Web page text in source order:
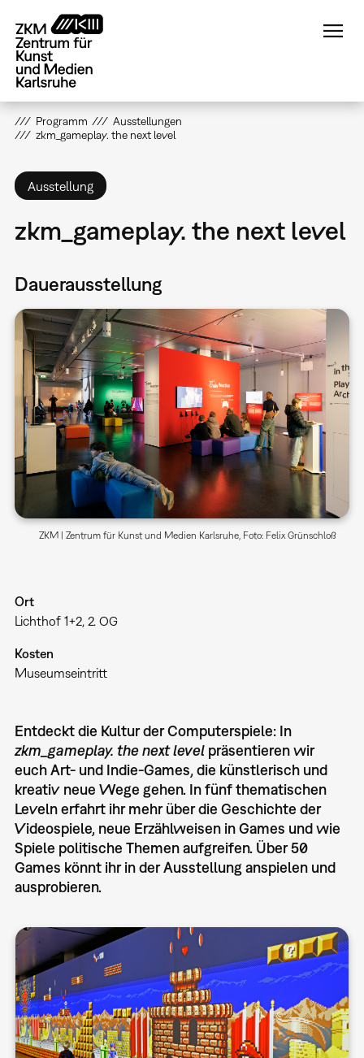
zum
Inhalt
Programm
Ausstellungen
zkm_gameplay. the next level
Ausstellung
zkm_gameplay. the next level
Dauerausstellung
ZKM | Zentrum für Kunst und Medien Karlsruhe, Foto: Felix Grünschloß
Ort
Lichthof 1+2, 2. OG
Kosten
Museumseintritt
Entdeckt die Kultur der Computerspiele: In
zkm_gameplay. the next levelpräsentieren wir
euch Art- und Indie-Games, die künstlerisch und
kreativ neue Wege gehen. In fünf thematischen
Leveln erfahrt ihr mehr über die Geschichte der
Videospiele, neue Erzählweisen in Games und wie
Spiele politische Themen aufgreifen. Über 50
Games könnt ihr in der Ausstellung anspielen und
ausprobieren.